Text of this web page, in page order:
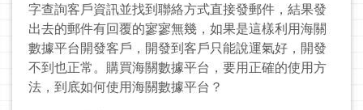
字查詢客戶資訊並找到聯絡方式直接發郵件，結果發
出去的郵件有回覆的寥寥無幾，如果是這樣利用海關
數據平台開發客戶，開發到客戶只能說運氣好，開發
不到也正常。購買海關數據平台，要用正確的使用方
法，到底如何使用海關數據平台？